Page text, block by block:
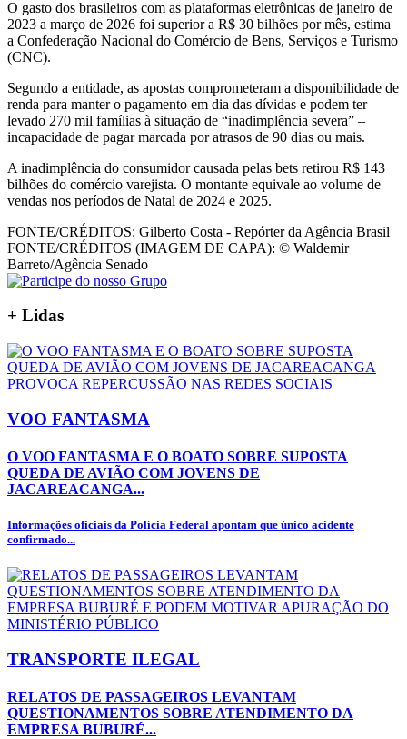
O gasto dos brasileiros com as plataformas eletrônicas de janeiro de
2023 a março de 2026 foi superior a R$ 30 bilhões por mês, estima
a Confederação Nacional do Comércio de Bens, Serviços e Turismo
(CNC).
Segundo a entidade, as apostas comprometeram a disponibilidade de
renda para manter o pagamento em dia das dívidas e podem ter
levado 270 mil famílias à situação de “inadimplência severa” –
incapacidade de pagar marcada por atrasos de 90 dias ou mais.
A inadimplência do consumidor causada pelas bets retirou R$ 143
bilhões do comércio varejista. O montante equivale ao volume de
vendas nos períodos de Natal de 2024 e 2025.
FONTE/CRÉDITOS: Gilberto Costa - Repórter da Agência Brasil
FONTE/CRÉDITOS (IMAGEM DE CAPA): © Waldemir
Barreto/Agência Senado
+ Lidas
VOO FANTASMA
O VOO FANTASMA E O BOATO SOBRE SUPOSTA
QUEDA DE AVIÃO COM JOVENS DE
JACAREACANGA...
Informações oficiais da Polícia Federal apontam que único acidente
confirmado...
TRANSPORTE ILEGAL
RELATOS DE PASSAGEIROS LEVANTAM
QUESTIONAMENTOS SOBRE ATENDIMENTO DA
EMPRESA BUBURÉ...